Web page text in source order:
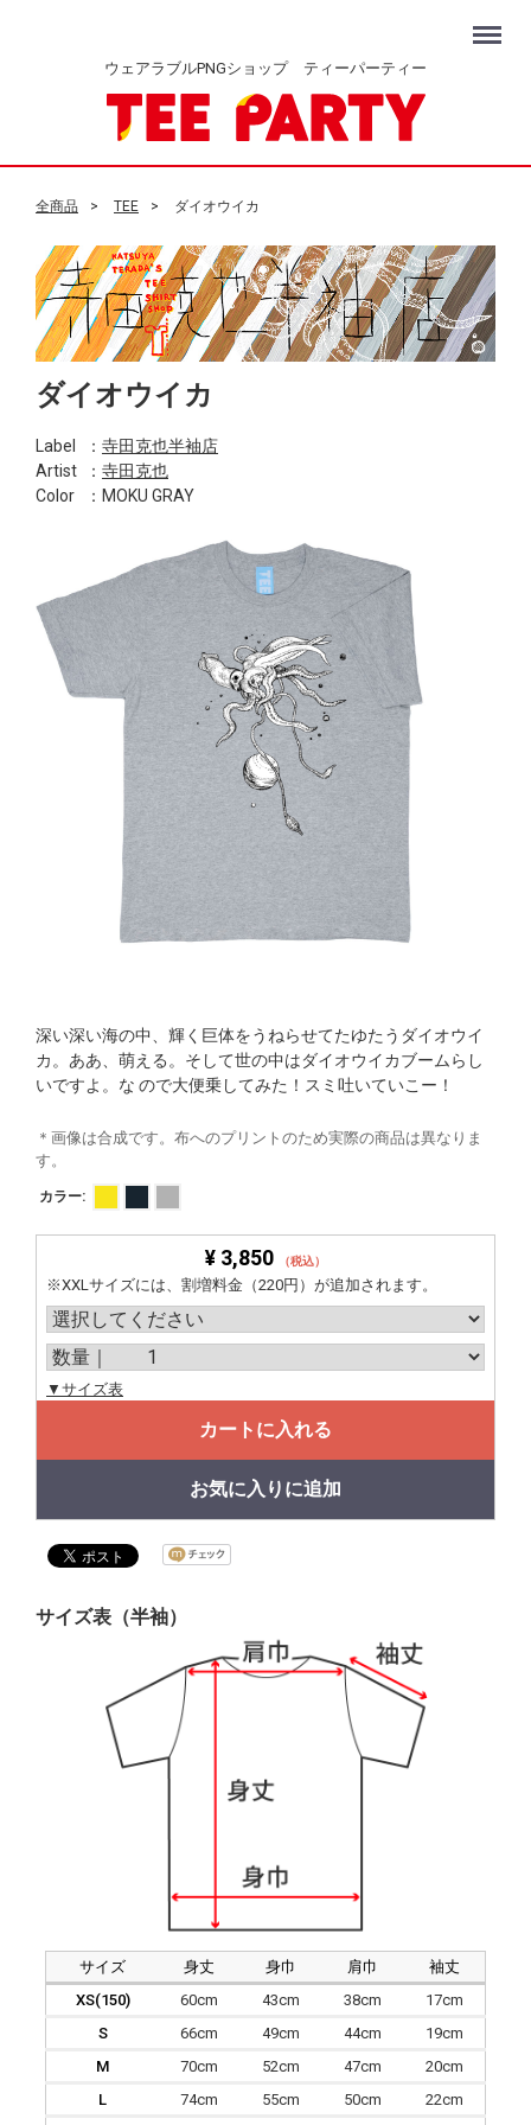
ウェアラブルPNGショップ ティーパーティー
Menu
全商品 TEE ダイオウイカ
ダイオウイカ
Label ： 寺田克也半袖店
Artist
： 寺田克也
Color
：MOKU GRAY
深い深い海の中、輝く巨体をうねらせてたゆたうダイオウイ
カ。ああ、萌える。そして世の中はダイオウイカブームらし
いですよ。な ので大便乗してみた！スミ吐いていこー！
＊画像は合成です。布へのプリントのため実際の商品は異なりま
す。
カラー:
¥ 3,850 （税込）
※XXLサイズには、割増料金（220円）が追加されます。
▼サイズ表
カートに入れる
お気に入りに追加
サイズ表（半袖）
サイズ 身丈 身巾 肩巾
袖丈
XS(150)
60cm 43cm 38cm
17cm
S
66cm 49cm 44cm
19cm
M
70cm 52cm 47cm
20cm
L
74cm 55cm 50cm
22cm